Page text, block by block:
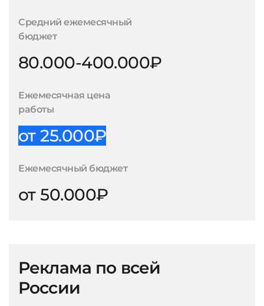
Средний ежемесячный
бюджет
80.000-400.000₽
Ежемесячная цена
работы
от 25.000₽
Ежемесячный бюджет
от 50.000₽
Реклама по всей
России